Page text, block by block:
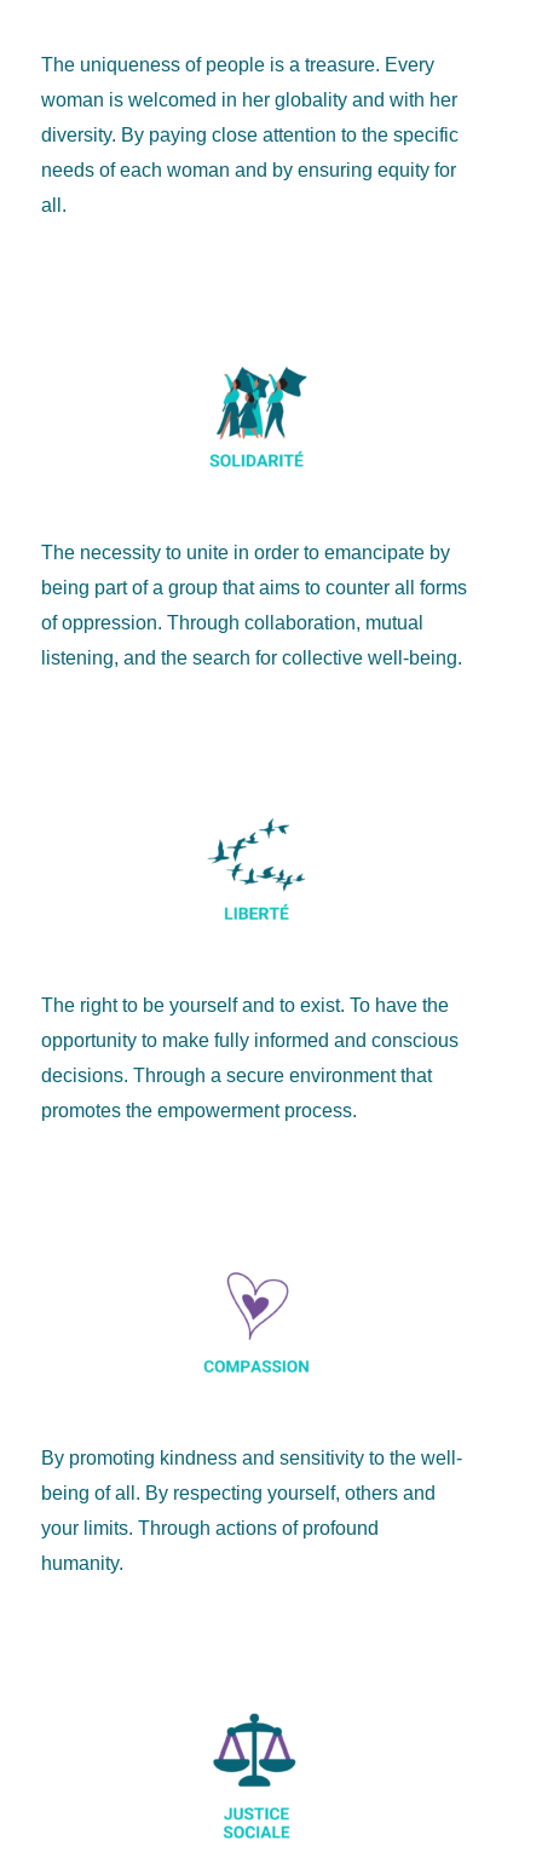
The uniqueness of people is a treasure. Every
woman is welcomed in her globality and with her
diversity. By paying close attention to the specific
needs of each woman and by ensuring equity for
all.
The necessity to unite in order to emancipate by
being part of a group that aims to counter all forms
of oppression. Through collaboration, mutual
listening, and the search for collective well-being.
The right to be yourself and to exist. To have the
opportunity to make fully informed and conscious
decisions. Through a secure environment that
promotes the empowerment process.
By promoting kindness and sensitivity to the well-
being of all. By respecting yourself, others and
your limits. Through actions of profound
humanity.